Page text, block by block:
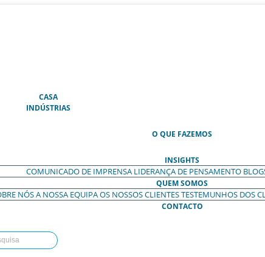
CASA(ATUAL)
INDÚSTRIAS
O QUE FAZEMOS
INSIGHTS
COMUNICADO DE IMPRENSA LIDERANÇA DE PENSAMENTO
QUEM SOMOS
NÓSA NOSSA EQUIPAOS NOSSOS CLIENTESTESTEMUNHOS DOS
CONTACTO